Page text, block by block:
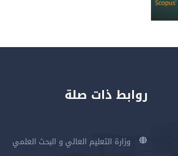
روابط ذات صلة
وزارة التعليم العالي و البحث العلمي